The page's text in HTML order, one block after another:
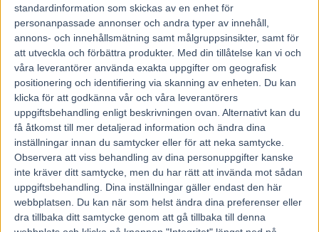
standardinformation som skickas av en enhet för
personanpassade annonser och andra typer av innehåll,
annons- och innehållsmätning samt målgruppsinsikter, samt för
att utveckla och förbättra produkter. Med din tillåtelse kan vi och
våra leverantörer använda exakta uppgifter om geografisk
positionering och identifiering via skanning av enheten. Du kan
klicka för att godkänna vår och våra leverantörers
uppgiftsbehandling enligt beskrivningen ovan. Alternativt kan du
få åtkomst till mer detaljerad information och ändra dina
inställningar innan du samtycker eller för att neka samtycke.
Observera att viss behandling av dina personuppgifter kanske
inte kräver ditt samtycke, men du har rätt att invända mot sådan
uppgiftsbehandling. Dina inställningar gäller endast den här
webbplatsen. Du kan när som helst ändra dina preferenser eller
dra tillbaka ditt samtycke genom att gå tillbaka till denna
– Jag har i alla fall inte fått något gratis. Man har fått kämpa
för allting och det tror jag gör att man utvecklas som
person. Min familj har inte hållit på med hästar
överhuvudtaget och hade kanske inte så mycket pengar,
säger hon till tidningen.
Efter en tid i Sverige hittade hon senare till Frankrike, där
vardagen som kvinna i en mansdominerad sport inte alltid
varit så enkel. För SportExpressen berättar hon om hur
hon blev förföljd och mordhotad av en man hon träffat på
det franska travet, som skickade över 10 000 sms och